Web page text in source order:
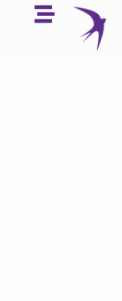
تخطي
المحتوى